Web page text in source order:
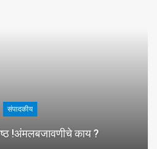
संपादकीय
!अंमलबजावणीचे काय ?